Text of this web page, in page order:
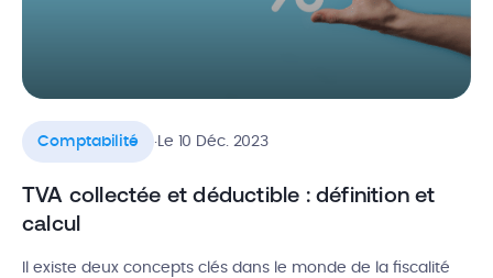
Comptabilité .Le 10 Déc. 2023
TVA collectée et déductible : définition et
calcul
Il existe deux concepts clés dans le monde de la fiscalité